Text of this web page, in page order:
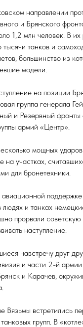
направлении
и Брянского
1,2 млн человек. В
тысячи танков и
большинство из
модели.
на позиции
группа генерала
и Резервный
армий «Центр».
мощных ударов
на участках,
для бронетехники.
людях и танках
прорвали
наступление.
навстречу друг
и части 2-й
и Карачев,
Вязьмы встретились
групп. В